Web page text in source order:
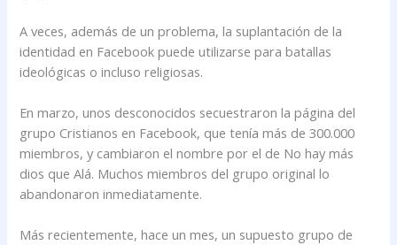
A veces, además de un problema, la suplantación de la
identidad en Facebook puede utilizarse para batallas
ideológicas o incluso religiosas.
En marzo, unos desconocidos secuestraron la página del
grupo Cristianos en Facebook, que tenía más de 300.000
miembros, y cambiaron el nombre por el de No hay más
dios que Alá. Muchos miembros del grupo original lo
abandonaron inmediatamente.
Más recientemente, hace un mes, un supuesto grupo de